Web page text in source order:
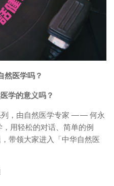
然医学吗？
学的意义吗？
列，由自然医学专家 —— 何永
用轻松的对话、简单的例
带领大家进入「中华自然医